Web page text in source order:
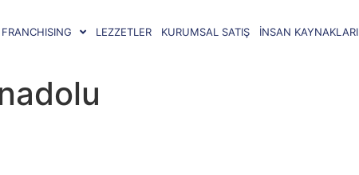
FRANCHISING LEZZETLER KURUMSAL SATIŞ İNSAN KAYNAKLARI